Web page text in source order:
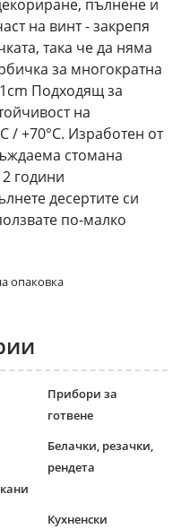
пълнене и
на винт - закрепя
така че да няма
за многократна
Подходящ за
на
/ +70°C. Изработен от
стомана
години
десертите си
по-малко
опаковка
Прибори за
готвене
Белачки, резачки,
рендета
Кухненски